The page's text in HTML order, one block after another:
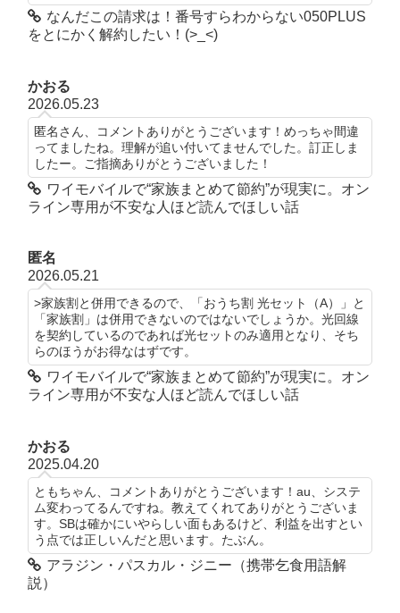
なんだこの請求は！番号すらわからない050PLUS
をとにかく解約したい！(>_<)
かおる
2026.05.23
匿名さん、コメントありがとうございます！めっちゃ間違
ってましたね。理解が追い付いてませんでした。訂正しま
したー。ご指摘ありがとうございました！
ワイモバイルで“家族まとめて節約”が現実に。オン
ライン専用が不安な人ほど読んでほしい話
匿名
2026.05.21
>家族割と併用できるので、「おうち割 光セット（A）」と
「家族割」は併用できないのではないでしょうか。光回線
を契約しているのであれば光セットのみ適用となり、そち
らのほうがお得なはずです。
ワイモバイルで“家族まとめて節約”が現実に。オン
ライン専用が不安な人ほど読んでほしい話
かおる
2025.04.20
ともちゃん、コメントありがとうございます！au、システ
ム変わってるんですね。教えてくれてありがとうございま
す。SBは確かにいやらしい面もあるけど、利益を出すとい
う点では正しいんだと思います。たぶん。
アラジン・パスカル・ジニー（携帯乞食用語解
説）